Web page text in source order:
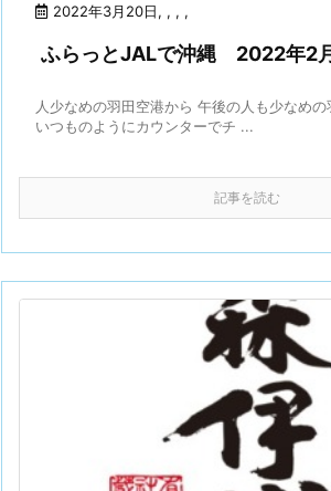
2022年3月20日, , , ,
ふらっとJALで沖縄 2022年2
人少なめの羽田空港から 午後の人も少なめ
いつものようにカウンターでチ ...
記事を読む